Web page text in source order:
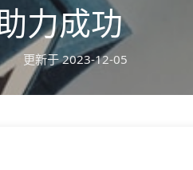
力成功
更新于 2023-12-05